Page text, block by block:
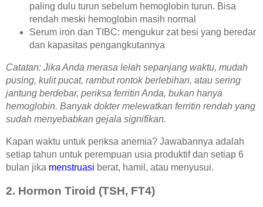
paling dulu turun sebelum hemoglobin turun. Bisa
rendah meski hemoglobin masih normal
Serum iron dan TIBC: mengukur zat besi yang beredar
dan kapasitas pengangkutannya
Catatan: Jika Anda merasa lelah sepanjang waktu, mudah
pusing, kulit pucat, rambut rontok berlebihan, atau sering
jantung berdebar, periksa ferritin Anda, bukan hanya
hemoglobin. Banyak dokter melewatkan ferritin rendah yang
sudah menyebabkan gejala signifikan.
Kapan waktu untuk periksa anemia? Jawabannya adalah
setiap tahun untuk perempuan usia produktif dan setiap 6
bulan jika menstruasi berat, hamil, atau menyusui.
2. Hormon Tiroid (TSH, FT4)